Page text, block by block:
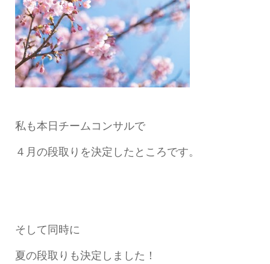
私も本日チームコンサルで
４月の段取りを決定したところです。
そして同時に
夏の段取りも決定しました！